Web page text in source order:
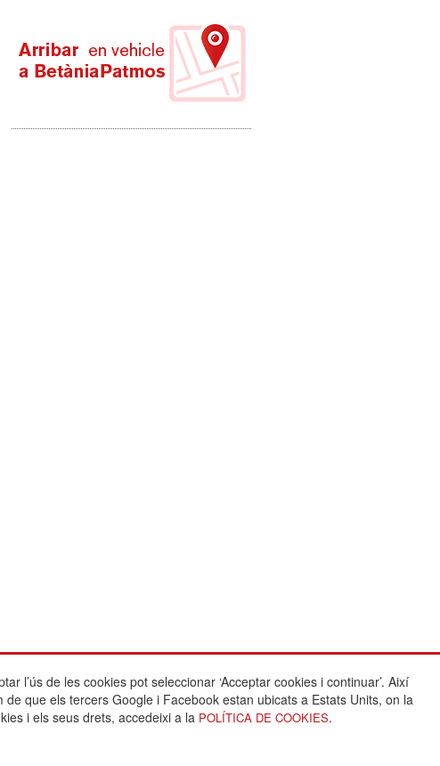
de cookies
de privacitat
Crèdits:
Arquitectura i disseny:
l’ús de les cookies pot seleccionar ‘Acceptar cookies i continuar’. Així
de que els tercers Google i Facebook estan ubicats a Estats Units, on la
i els seus drets, accedeixi a la POLÍTICA DE COOKIES.